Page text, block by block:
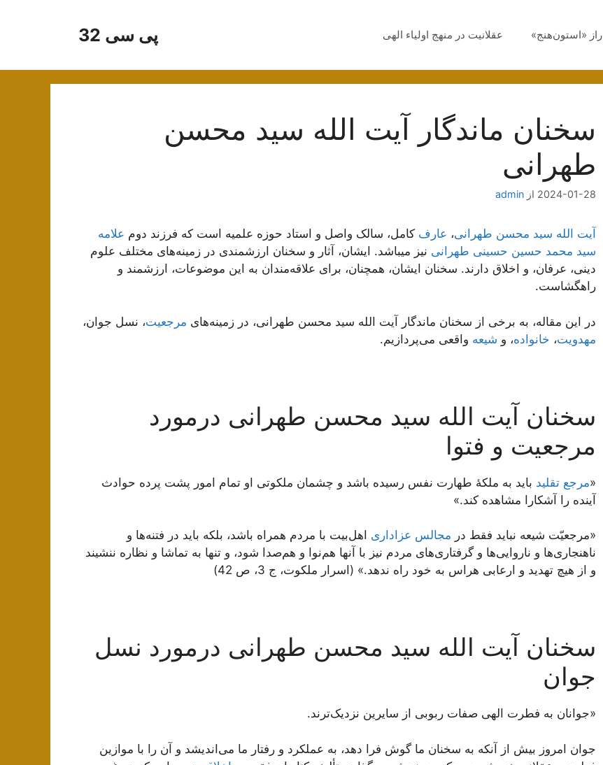
پی سی 32 راز «استون‌هنج» عقلانیت در منهج اولیاء الهی
سخنان ماندگار آیت الله سید محسن
طهرانی
2024-01-28 از admin
آیت الله سید محسن طهرانی، عارف کامل، سالک واصل و استاد حوزه علمیه است که فرزند دوم علامه
سید محمد حسین حسینی طهرانی نیز میباشد. ایشان، آثار و سخنان ارزشمندی در زمینه‌های مختلف علوم
دینی، عرفان، و اخلاق دارند. سخنان ایشان، همچنان، برای علاقه‌مندان به این موضوعات، ارزشمند و
راهگشاست.
در این مقاله، به برخی از سخنان ماندگار آیت الله سید محسن طهرانی، در زمینه‌های مرجعیت، نسل جوان،
مهدویت، خانواده، و شیعه واقعی می‌پردازیم.
سخنان آیت الله سید محسن طهرانی درمورد
مرجعیت و فتوا
«مرجع تقلید باید به ملکۀ طهارت نفس رسیده باشد و چشمان ملکوتى او تمام امور پشت پرده حوادث
آینده را آشکارا مشاهده کند.»
«مرجعیّت شیعه نباید فقط در مجالس عزاداری اهل‌بیت با مردم همراه باشد، بلکه باید در فتنه‌ها و
ناهنجاری‌ها و ناروایی‌ها و گرفتاری‌های مردم نیز با آنها هم‌نوا و هم‌صدا شود، و تنها به تماشا و نظاره ننشیند
و از هیچ تهدید و ارعابی هراس به خود راه ندهد.» (اسرار ملکوت، ج 3، ص 42)
سخنان آیت الله سید محسن طهرانی درمورد نسل
جوان
«جوانان به فطرت الهی صفات ربوبی از سایرین نزدیک‌ترند.
جوان‏ امروز بیش از آنکه به سخنان ما گوش فرا دهد، به عملکرد و رفتار ما می‌‏اندیشد و آن را با موازین